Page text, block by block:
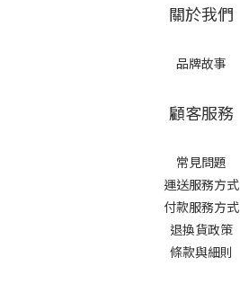
關於我們
品牌故事
顧客服務
常見問題
運送服務方式
付款服務方式
退換貨政策
條款與細則